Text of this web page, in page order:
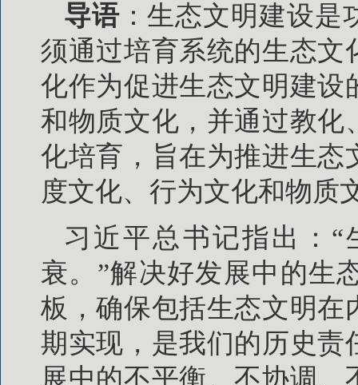
导语：生态文明建设是
须通过培育系统的生态文
化作为促进生态文明建设
和物质文化，并通过教化
化培育，旨在为推进生态
度文化、行为文化和物质
习近平总书记指出：
衰。”解决好发展中的生
板，确保包括生态文明在
期实现，是我们的历史责
展中的不平衡、不协调